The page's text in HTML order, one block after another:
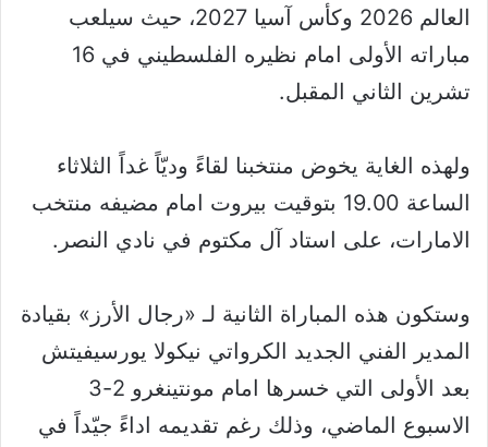
العالم 2026 وكأس آسيا 2027، حيث سيلعب
مباراته الأولى امام نظيره الفلسطيني في 16
تشرين الثاني المقبل.
ولهذه الغاية يخوض منتخبنا لقاءً وديّاً غداً الثلاثاء
الساعة 19.00 بتوقيت بيروت امام مضيفه منتخب
الامارات، على استاد آل مكتوم في نادي النصر.
وستكون هذه المباراة الثانية لـ «رجال الأرز» بقيادة
المدير الفني الجديد الكرواتي نيكولا يورسيفيتش
بعد الأولى التي خسرها امام مونتينغرو 2-3
الاسبوع الماضي، وذلك رغم تقديمه اداءً جيّداً في